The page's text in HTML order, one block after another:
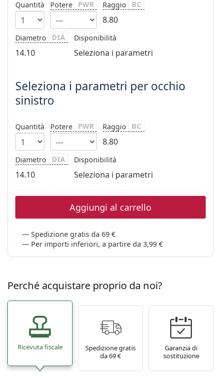
Persol
Prada
Tutte le marche
Quantità Potere PWR Raggio BC
8.80
Diametro DIA
14.10
Disponibilità
Seleziona i parametri
Seleziona i parametri per occhio
sinistro
Quantità Potere PWR Raggio BC
8.80
Diametro DIA
14.10
Disponibilità
Seleziona i parametri
Aggiungi al carrello
Spedizione gratis da 69 €
Per importi inferiori, a partire da 3,99 €
Perché acquistare proprio da noi?
Ricevuta fiscale
Spedizione gratis
da 69 €
Garanzia di
sostituzione